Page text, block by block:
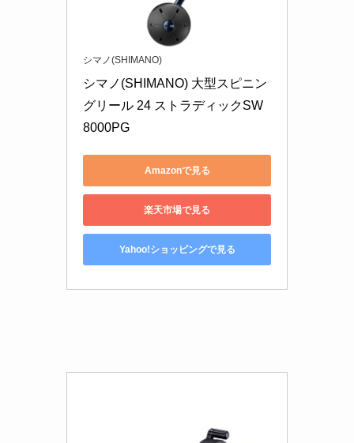
シマノ(SHIMANO)
シマノ(SHIMANO) 大型スピニン
グリール 24 ストラディックSW
8000PG
Amazonで見る
楽天市場で見る
Yahoo!ショッピングで見る